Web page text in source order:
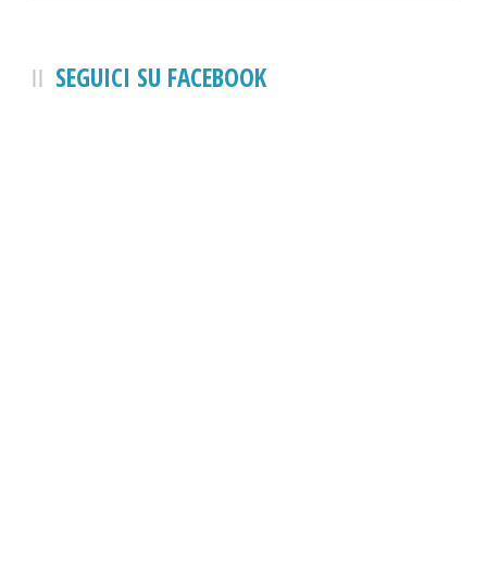
SEGUICI SU FACEBOOK